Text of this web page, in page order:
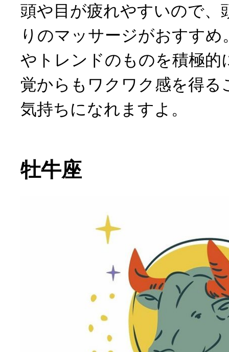
頭や目が疲れやすいので、
りのマッサージがおすす
やトレンドのものを積極的
覚からもワクワク感を得る
気持ちになれますよ。
牡牛座